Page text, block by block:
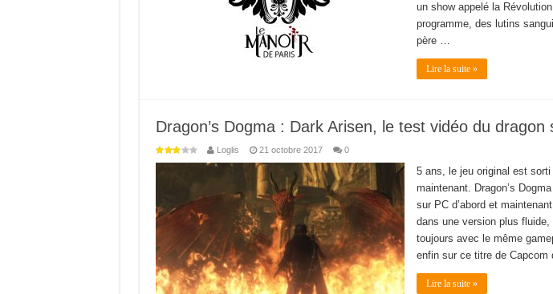
un show appelé la
programme, des lutins
père …
Lire la suite »
Dragon’s Dogma : Dark Arisen, le test vidéo du dragon
Loglis 21 octobre 2017 0
5 ans, le jeu original est
maintenant. Dragon’s
sur PC d’abord et
dans une version plus
toujours avec le même
enfin sur ce titre de
Lire la suite »